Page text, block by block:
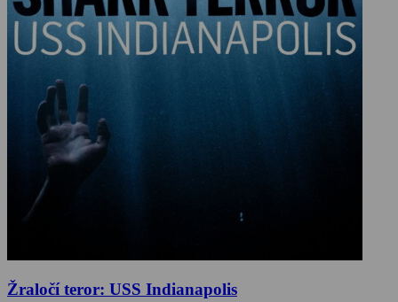
Žraločí teror: USS Indianapolis